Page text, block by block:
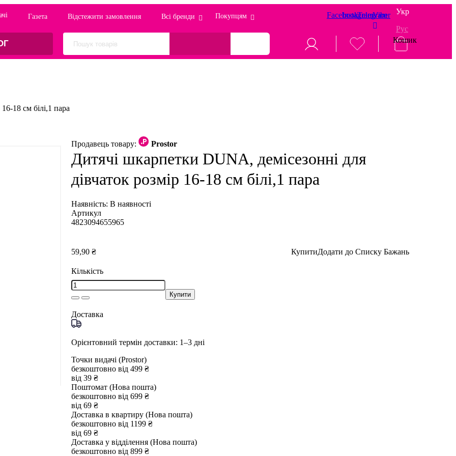
Газета Відстежити замовлення Всі бренди Покупцям FacebookInstagram
Telegram
Viber
Укр
Рус
Кошик
18 см білі,1 пара
Продавець товару: Prostor
Дитячі шкарпетки DUNA, демісезонні для
дівчаток розмір 16-18 см білі,1 пара
Наявність: В наявності
Артикул
4823094655965
59,90 ₴ КупитиДодати до Списку Бажань
Кількість
Купити
Доставка
Орієнтовний термін доставки: 1–3 дні
Точки видачі (Prostor)
безкоштовно від 499 ₴
від 39 ₴
Поштомат (Нова пошта)
безкоштовно від 699 ₴
від 69 ₴
Доставка в квартиру (Нова пошта)
безкоштовно від 1199 ₴
від 69 ₴
Доставка у відділення (Нова пошта)
безкоштовно від 899 ₴